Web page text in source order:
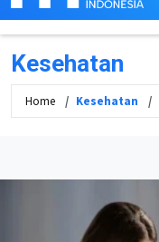
Kesehatan
Home Kesehatan